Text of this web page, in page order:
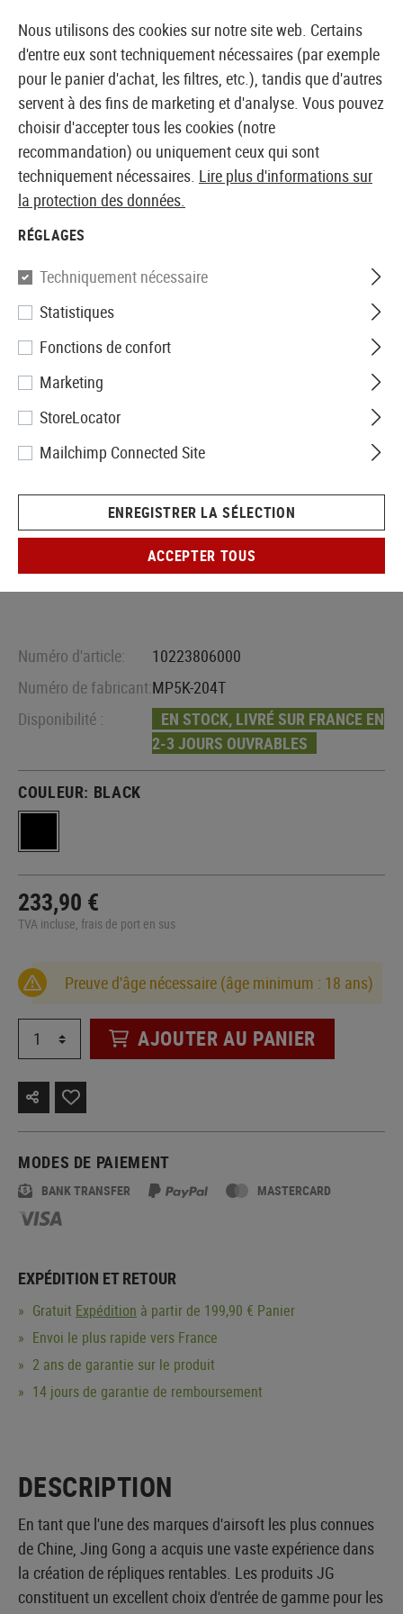
BOUTIQUE ET GROSSISTE EUROPÉEN AIRSOFT
Accueil Répliques Airsoft Airsoft SMGs AEG SMGs
Jing Gong
PM5K CQB FS Full Metal
Numéro d'article:
10223806000
Numéro de fabricant:MP5K-204T
Disponibilité :
EN STOCK, LIVRÉ SUR FRANCE EN
2-3 JOURS OUVRABLES
COULEUR: BLACK
233,90 €
TVA incluse, frais de port en sus
Preuve d'âge nécessaire (âge minimum : 18 ans)
AJOUTER AU PANIER
MODES DE PAIEMENT
BANK TRANSFER MASTERCARD
EXPÉDITION ET RETOUR
Gratuit Expédition à partir de 199,90 € Panier
Envoi le plus rapide vers France
2 ans de garantie sur le produit
14 jours de garantie de remboursement
DESCRIPTION
En tant que l'une des marques d'airsoft les plus connues
de Chine, Jing Gong a acquis une vaste expérience dans
la création de répliques rentables. Les produits JG
constituent un excellent choix d'entrée de gamme pour les
Nous utilisons des cookies sur notre site web. Certains
d'entre eux sont techniquement nécessaires (par exemple
pour le panier d'achat, les filtres, etc.), tandis que d'autres
servent à des fins de marketing et d'analyse. Vous pouvez
choisir d'accepter tous les cookies (notre
recommandation) ou uniquement ceux qui sont
techniquement nécessaires. Lire plus d'informations sur
la protection des données.
RÉGLAGES
Techniquement nécessaire
Statistiques
Fonctions de confort
Marketing
StoreLocator
Mailchimp Connected Site
ENREGISTRER LA SÉLECTION
ACCEPTER TOUS